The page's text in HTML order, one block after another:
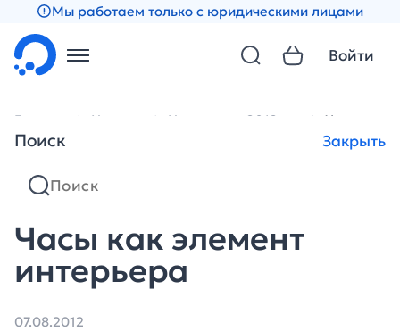
Мы работаем только с юридическими лицами
Поиск Закрыть
Войти
Главная Новости Новости за 2012 год Часы как
Часы как элемент
интерьера
07.08.2012